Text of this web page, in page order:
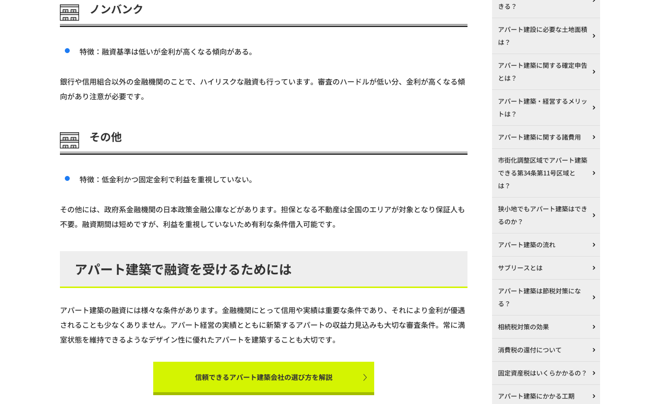
ノンバンク
特徴：融資基準は低いが金利が高くなる傾向がある。
銀行や信用組合以外の金融機関のことで、ハイリスクな融資も行っています。審査のハードルが低い分、金利が高くなる傾
向があり注意が必要です。
その他
特徴：低金利かつ固定金利で利益を重視していない。
その他には、政府系金融機関の日本政策金融公庫などがあります。担保となる不動産は全国のエリアが対象となり保証人も
不要。融資期間は短めですが、利益を重視していないため有利な条件借入可能です。
アパート建築で融資を受けるためには
アパート建築の融資には様々な条件があります。金融機関にとって信用や実績は重要な条件であり、それにより金利が優遇
されることも少なくありません。アパート経営の実績とともに新築するアパートの収益力見込みも大切な審査条件。常に満
室状態を維持できるようなデザイン性に優れたアパートを建築することも大切です。
信頼できるアパート建築会社の選び方を解説
きる？
アパート建設に必要な土地面積
は？
アパート建築に関する確定申告
とは？
アパート建築・経営するメリッ
トは？
アパート建築に関する諸費用
市街化調整区域でアパート建築
できる第34条第11号区域と
は？
狭小地でもアパート建築はでき
るのか？
アパート建築の流れ
サブリースとは
アパート建築は節税対策にな
る？
相続税対策の効果
消費税の還付について
固定資産税はいくらかかるの？
アパート建築にかかる工期